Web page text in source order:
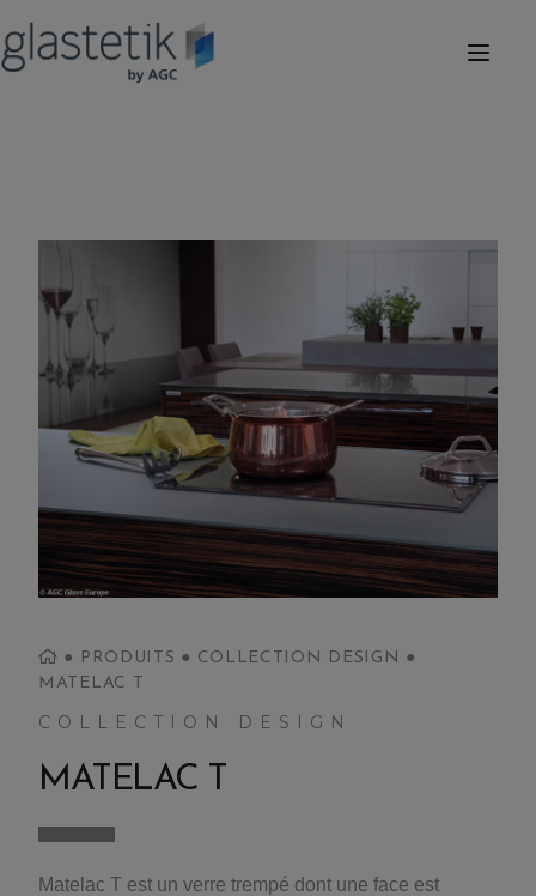
● PRODUITS ● COLLECTION DESIGN ●
MATELAC T
COLLECTION DESIGN
MATELAC T
Matelac T est un verre trempé dont une face est